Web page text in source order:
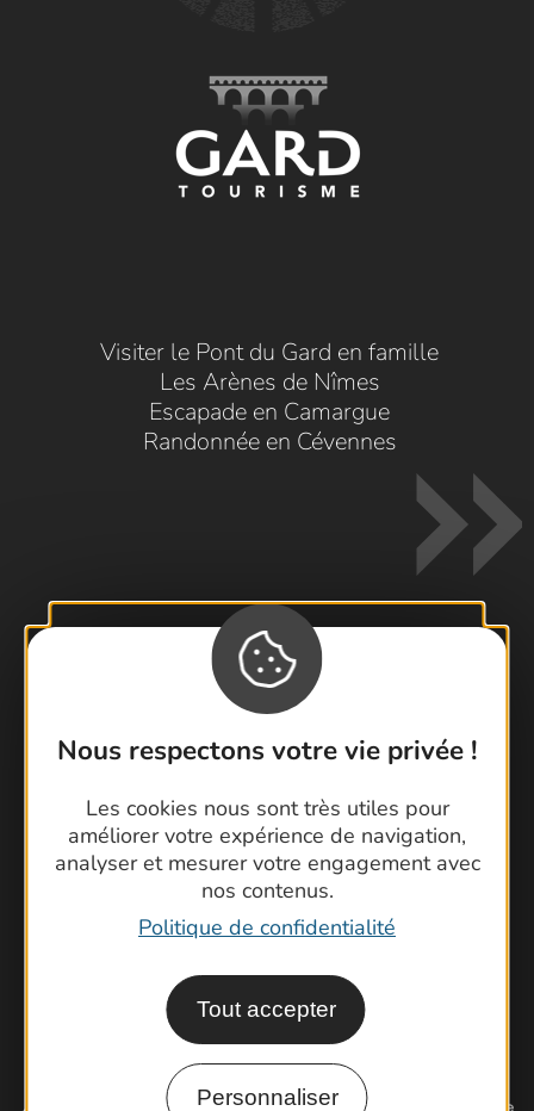
Nous respectons votre vie privée !
Les cookies nous sont très utiles pour
améliorer votre expérience de navigation,
analyser et mesurer votre engagement avec
nos contenus.
Politique de confidentialité
Tout accepter
Personnaliser
Visiter le Pont du Gard en famille
Les Arènes de Nîmes
Escapade en Camargue
Randonnée en Cévennes
Contactez-nous !
Foire aux questions
Brochures
Cartoguides et Topoguides
Latitude Gard